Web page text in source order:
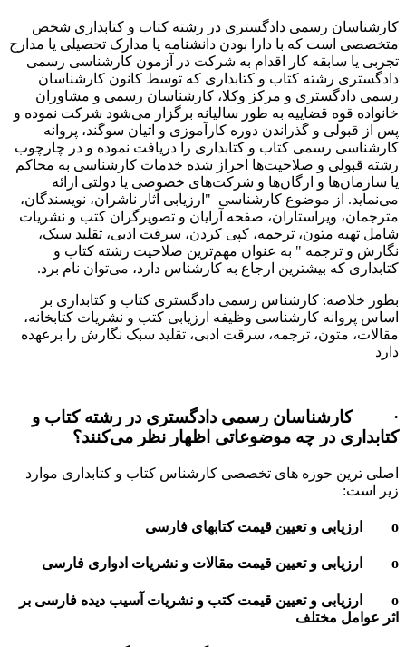
کارشناسان رسمی دادگستری در رشته کتاب و کتابداری شخص
متخصصی است که با دارا بودن دانشنامه یا مدارک تحصیلی یا مدارج
تجربی یا سابقه کار اقدام به شرکت در آزمون کارشناسی رسمی
دادگستری رشته کتاب و کتابداری که توسط کانون کارشناسان
رسمی دادگستری و مرکز وکلا، کارشناسان رسمی و مشاوران
خانواده قوه قضاییه به طور سالیانه برگزار می‌شود شرکت نموده و
پس از قبولی و گذراندن دوره کارآموزی و اتیان سوگند، پروانه
کارشناسی رسمی کتاب و کتابداری را دریافت نموده و در چارچوب
رشته قبولی و صلاحیت‌ها احراز شده خدمات کارشناسی به محاکم
یا سازمان‌ها و ارگان‌ها و شرکت‌های خصوصی یا دولتی ارائه
می‌نماید. از موضوع کارشناسی "ارزیابی آثار ناشران، نویسندگان،
مترجمان، ویراستاران، صفحه آرایان و تصویرگران کتب و نشریات
شامل تهیه متون، ترجمه، کپی کردن، سرقت ادبی، تقلید سبک،
نگارش و ترجمه " به عنوان مهم‌ترین صلاحیت رشته کتاب و
کتابداری که بیشترین ارجاع به کارشناس دارد، می‌توان نام برد.
بطور خلاصه: کارشناس رسمی دادگستری کتاب و کتابداری بر
اساس پروانه کارشناسی وظیفه ارزیابی کتب و نشریات کتابخانه،
مقالات، متون، ترجمه، سرقت ادبی، تقلید سبک نگارش را برعهده
دارد
· کارشناسان رسمی دادگستری در رشته کتاب و
کتابداری در چه موضوعاتی اظهار نظر می‌کنند؟
اصلی ترین حوزه های تخصصی کارشناس کتاب و کتابداری موارد
زیر است:
o ارزیابی و تعیین قیمت کتابهای فارسی
o ارزیابی و تعیین قیمت مقالات و نشریات ادواری فارسی
o ارزیابی و تعیین قیمت کتب و نشریات آسیب دیده فارسی بر
اثر عوامل مختلف